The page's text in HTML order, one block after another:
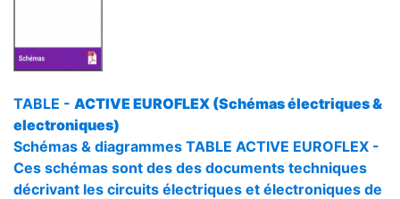
TABLE - ACTIVE EUROFLEX (Schémas électriques &
electroniques)
Schémas & diagrammes TABLE ACTIVE EUROFLEX -
Ces schémas sont des des documents techniques
décrivant les circuits électriques et électroniques de